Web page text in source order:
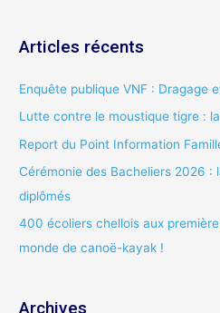
h
c
h
e
r
:
Articles récents
Enquête publique VNF : Dragage
Lutte contre le moustique tigre :
Report du Point Information
Cérémonie des Bacheliers 2026 :
diplômés
400 écoliers chellois aux
monde de canoë-kayak !
Archives